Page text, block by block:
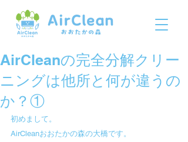
AirCleanの完全分解クリー
ニングは他所と何が違うの
か？①
初めまして。
AirCleanおおたかの森の大橋です。